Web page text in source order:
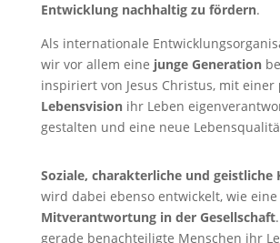
Entwicklung nachhaltig zu fördern.
Als internationale
wir vor allem eine junge Generation
inspiriert von Jesus Christus, mit einer
Lebensvisionihr Leben
gestalten und eine neue
Soziale, charakterliche und geistliche
wird dabei ebenso entwickelt, wie eine
Mitverantwortung in der Gesellschaft
gerade benachteiligte Menschen ihr